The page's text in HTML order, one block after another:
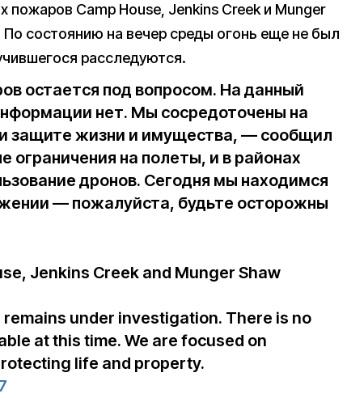
пожаров Camp House, Jenkins Creek и Munger
По состоянию на вечер среды огонь еще не был
расследуются.
остается под вопросом. На данный
нет. Мы сосредоточены на
защите жизни и имущества, — сообщил
ограничения на полеты, и в районах
дронов. Сегодня мы находимся
— пожалуйста, будьте осторожны
Jenkins Creek and Munger Shaw
under investigation. There is no
at this time. We are focused on
life and property.